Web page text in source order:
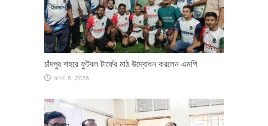
চাঁদপুর শহরে ফুটবল টার্ফের মাঠ উদ্বোধন করলেন এমপি
আগস্ট 6, 2026